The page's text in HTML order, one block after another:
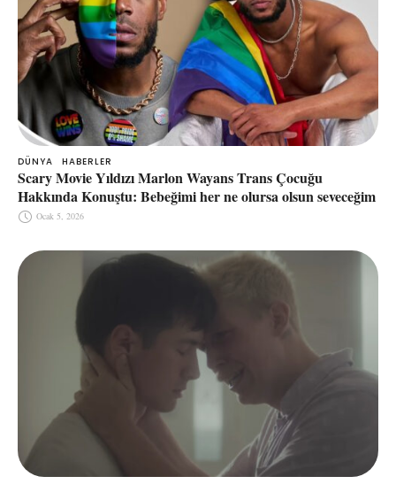
DÜNYA HABERLER
Scary Movie Yıldızı Marlon Wayans Trans Çocuğu
Hakkında Konuştu: Bebeğimi her ne olursa olsun seveceğim
Ocak 5, 2026